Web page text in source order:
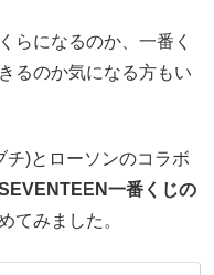
らになるのか、一番く
るのか気になる方もい
)とローソンのコラボ
一番くじの
てみました。